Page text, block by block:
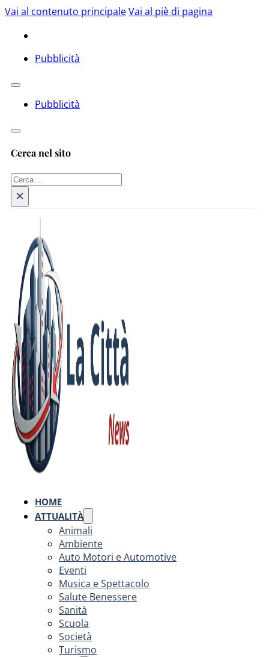
Vai al contenuto principaleVai al piè di pagina
Pubblicità
Pubblicità
Cerca nel sito
Cerca
×
HOME
ATTUALITÀ
Animali
Ambiente
Auto Motori e Automotive
Eventi
Musica e Spettacolo
Salute Benessere
Sanità
Scuola
Società
Turismo